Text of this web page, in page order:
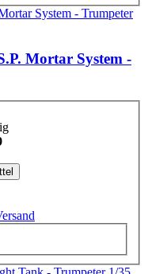
Mortar System -